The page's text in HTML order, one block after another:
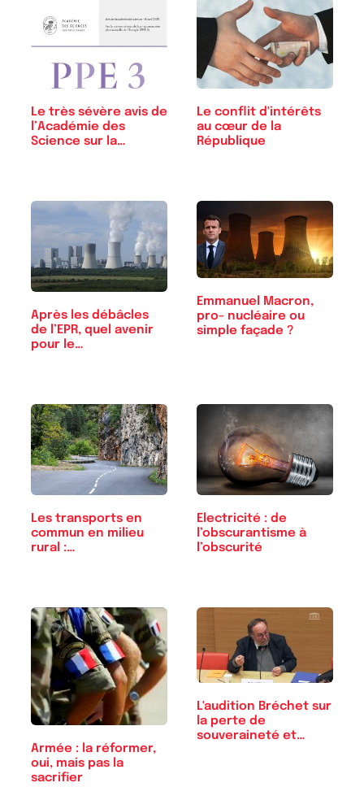
Le très sévère avis de
l’Académie des
Science sur la…
Le conflit d'intérêts
au cœur de la
République
Après les débâcles
de l’EPR, quel avenir
pour le…
Emmanuel Macron,
pro- nucléaire ou
simple façade ?
Les transports en
commun en milieu
rural :…
Electricité : de
l’obscurantisme à
l’obscurité
Armée : la réformer,
oui, mais pas la
sacrifier
L'audition Bréchet sur
la perte de
souveraineté et…